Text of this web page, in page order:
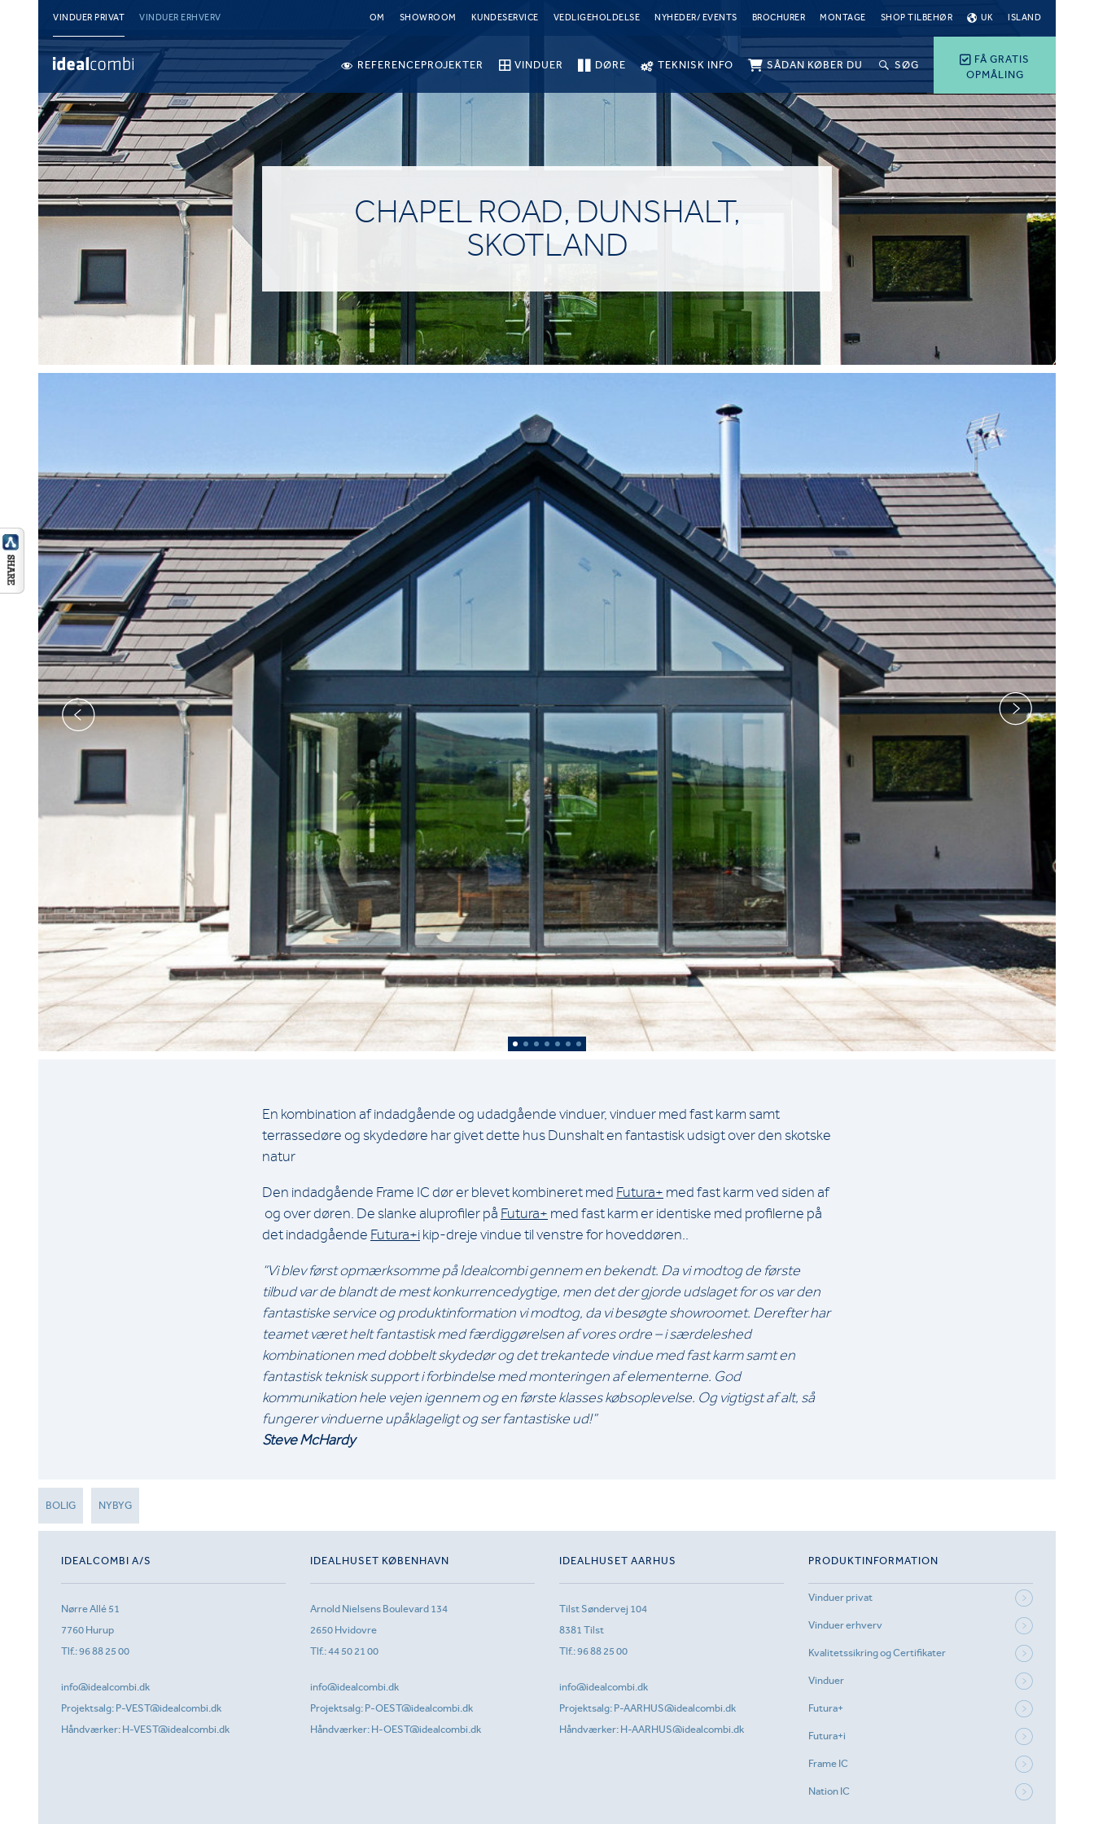
VINDUER PRIVAT VINDUER ERHVERV OM SHOWROOM KUNDESERVICE VEDLIGEHOLDELSE NYHEDER/ EVENTS BROCHURER MONTAGE SHOP TILBEHØR UK ISLAND
FÅ GRATIS
OPMÅLING
REFERENCEPROJEKTER VINDUER DØRE TEKNISK INFO SÅDAN KØBER DU SØG
CHAPEL ROAD, DUNSHALT,
SKOTLAND
En kombination af indadgående og udadgående vinduer, vinduer med fast karm samt
terrassedøre og skydedøre har givet dette hus Dunshalt en fantastisk udsigt over den skotske
natur
Den indadgående Frame IC dør er blevet kombineret med Futura+ med fast karm ved siden af
og over døren. De slanke aluprofiler på Futura+ med fast karm er identiske med profilerne på
det indadgående Futura+i kip-dreje vindue til venstre for hoveddøren..
“Vi blev først opmærksomme på Idealcombi gennem en bekendt. Da vi modtog de første
tilbud var de blandt de mest konkurrencedygtige, men det der gjorde udslaget for os var den
fantastiske service og produktinformation vi modtog, da vi besøgte showroomet. Derefter har
teamet været helt fantastisk med færdiggørelsen af vores ordre – i særdeleshed
kombinationen med dobbelt skydedør og det trekantede vindue med fast karm samt en
fantastisk teknisk support i forbindelse med monteringen af elementerne. God
kommunikation hele vejen igennem og en første klasses købsoplevelse. Og vigtigst af alt, så
fungerer vinduerne upåklageligt og ser fantastiske ud!”
Steve McHardy
BOLIG NYBYG
IDEALCOMBI A/S
Nørre Allé 51
7760 Hurup
Tlf.:96 88 25 00
info@idealcombi.dk
Projektsalg: P-VEST@idealcombi.dk
Håndværker: H-VEST@idealcombi.dk
IDEALHUSET KØBENHAVN
Arnold Nielsens Boulevard 134
2650 Hvidovre
Tlf.:44 50 21 00
info@idealcombi.dk
Projektsalg: P-OEST@idealcombi.dk
Håndværker: H-OEST@idealcombi.dk
IDEALHUSET AARHUS
Tilst Søndervej 104
8381 Tilst
Tlf.:96 88 25 00
info@idealcombi.dk
Projektsalg: P-AARHUS@idealcombi.dk
Håndværker: H-AARHUS@idealcombi.dk
PRODUKTINFORMATION
Vinduer privat
Vinduer erhverv
Kvalitetssikring og Certifikater
Vinduer
Futura+
Futura+i
Frame IC
Nation IC